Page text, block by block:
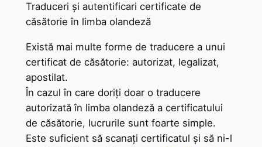
Traduceri și autentificari certificate de
căsătorie în limba olandeză
Există mai multe forme de traducere a unui
certificat de căsătorie: autorizat, legalizat,
apostilat.
În cazul în care doriți doar o traducere
autorizată în limba olandeză a certificatului
de căsătorie, lucrurile sunt foarte simple.
Este suficient să scanați certificatul și să ni-l